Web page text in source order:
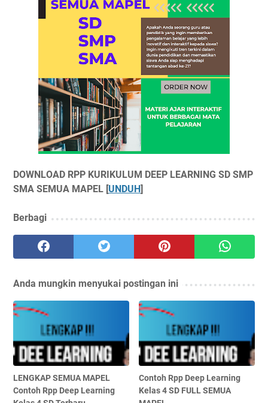
DOWNLOAD RPP KURIKULUM DEEP LEARNING SD SMP
SMA SEMUA MAPEL [UNDUH]
Berbagi
Anda mungkin menyukai postingan ini
LENGKAP SEMUA MAPEL
Contoh Rpp Deep Learning
Contoh Rpp Deep Learning
Kelas 4 SD FULL SEMUA